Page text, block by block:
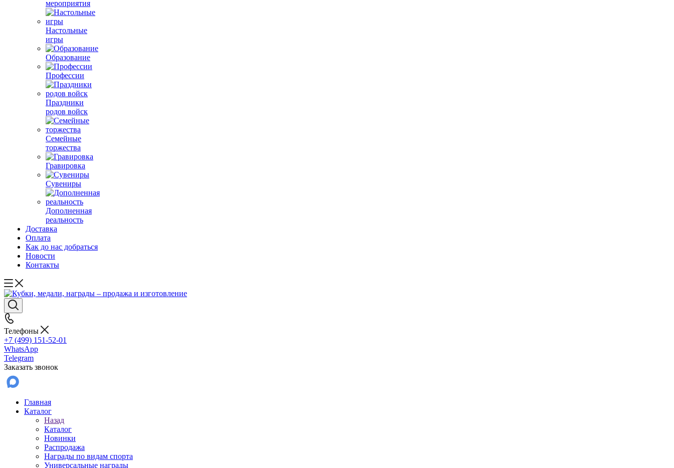
мероприятия
Настольные
игры
Образование
Профессии
Праздники
родов войск
Семейные
торжества
Гравировка
Сувениры
Дополненная
реальность
Доставка
Оплата
Как до нас добраться
Новости
Контакты
Телефоны
+7 (499) 151-52-01
WhatsApp
Telegram
Заказать звонок
Главная
Каталог
Назад
Каталог
Новинки
Распродажа
Награды по видам спорта
Универсальные награды